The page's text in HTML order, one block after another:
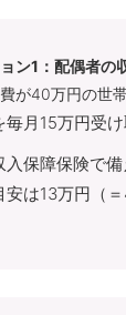
ン1：配偶者の
が40万円の世
毎月15万円受
入保障保険で
安は13万円（